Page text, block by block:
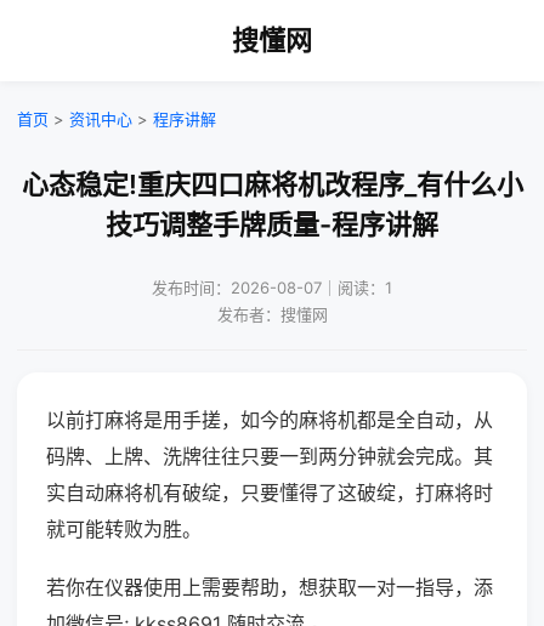
搜懂网
首页 > 资讯中心 > 程序讲解
心态稳定!重庆四口麻将机改程序_有什么小
技巧调整手牌质量-程序讲解
发布时间：2026-08-07｜阅读：1
发布者：搜懂网
以前打麻将是用手搓，如今的麻将机都是全自动，从
码牌、上牌、洗牌往往只要一到两分钟就会完成。其
实自动麻将机有破绽，只要懂得了这破绽，打麻将时
就可能转败为胜。
若你在仪器使用上需要帮助，想获取一对一指导，添